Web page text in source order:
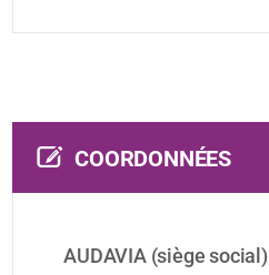
COORDONNÉES
AUDAVIA (siège social)